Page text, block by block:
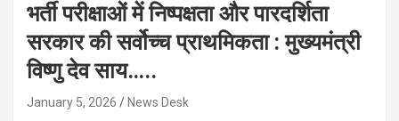
भर्ती परीक्षाओं में निष्पक्षता और पारदर्शिता
सरकार की सर्वोच्च प्राथमिकता : मुख्यमंत्री
विष्णु देव साय…..
January 5, 2026 News Desk